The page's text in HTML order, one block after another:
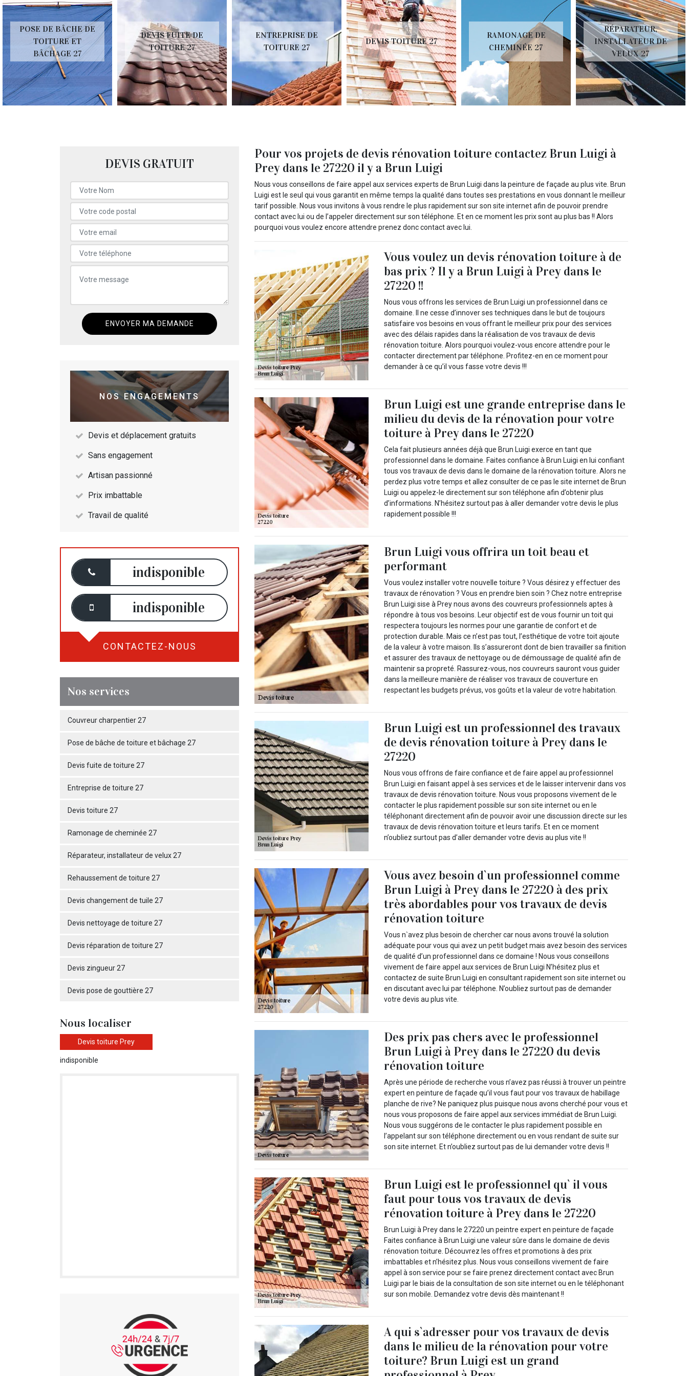
POSE DE BÂCHE DE
TOITURE ET
BÂCHAGE 27
DEVIS FUITE DE
TOITURE 27
ENTREPRISE DE
TOITURE 27
DEVIS TOITURE 27
RAMONAGE DE
CHEMINÉE 27
RÉPARATEUR,
INSTALLATEUR DE
VELUX 27
DEVIS GRATUIT
NOS ENGAGEMENTS
Devis et déplacement gratuits
Sans engagement
Artisan passionné
Prix imbattable
Travail de qualité
indisponible
indisponible
CONTACTEZ-NOUS
Nos services
Couvreur charpentier 27
Pose de bâche de toiture et bâchage 27
Devis fuite de toiture 27
Entreprise de toiture 27
Devis toiture 27
Ramonage de cheminée 27
Réparateur, installateur de velux 27
Rehaussement de toiture 27
Devis changement de tuile 27
Devis nettoyage de toiture 27
Devis réparation de toiture 27
Devis zingueur 27
Devis pose de gouttière 27
Nous localiser
Devis toiture Prey
indisponible
Pour vos projets de devis rénovation toiture contactez Brun Luigi à
Prey dans le 27220 il y a Brun Luigi
Nous vous conseillons de faire appel aux services experts de Brun Luigi dans la peinture de façade au plus vite. Brun
Luigi est le seul qui vous garantit en même temps la qualité dans toutes ses prestations en vous donnant le meilleur
tarif possible. Nous vous invitons à vous rendre le plus rapidement sur son site internet afin de pouvoir prendre
contact avec lui ou de l’appeler directement sur son téléphone. Et en ce moment les prix sont au plus bas !! Alors
pourquoi vous voulez encore attendre prenez donc contact avec lui.
Vous voulez un devis rénovation toiture à de
bas prix ? Il y a Brun Luigi à Prey dans le
27220 !!
Nous vous offrons les services de Brun Luigi un professionnel dans ce
domaine. Il ne cesse d’innover ses techniques dans le but de toujours
satisfaire vos besoins en vous offrant le meilleur prix pour des services
avec des délais rapides dans la réalisation de vos travaux de devis
rénovation toiture. Alors pourquoi voulez-vous encore attendre pour le
contacter directement par téléphone. Profitez-en en ce moment pour
demander à ce qu’il vous fasse votre devis !!!
Brun Luigi est une grande entreprise dans le
milieu du devis de la rénovation pour votre
toiture à Prey dans le 27220
Cela fait plusieurs années déjà que Brun Luigi exerce en tant que
professionnel dans le domaine. Faites confiance à Brun Luigi en lui confiant
tous vos travaux de devis dans le domaine de la rénovation toiture. Alors ne
perdez plus votre temps et allez consulter de ce pas le site internet de Brun
Luigi ou appelez-le directement sur son téléphone afin d’obtenir plus
d’informations. N’hésitez surtout pas à aller demander votre devis le plus
rapidement possible !!!
Brun Luigi vous offrira un toit beau et
performant
Vous voulez installer votre nouvelle toiture ? Vous désirez y effectuer des
travaux de rénovation ? Vous en prendre bien soin ? Chez notre entreprise
Brun Luigi sise à Prey nous avons des couvreurs professionnels aptes à
répondre à tous vos besoins. Leur objectif est de vous fournir un toit qui
respectera toujours les normes pour une garantie de confort et de
protection durable. Mais ce n’est pas tout, l’esthétique de votre toit ajoute
de la valeur à votre maison. Ils s’assureront dont de bien travailler sa finition
et assurer des travaux de nettoyage ou de démoussage de qualité afin de
maintenir sa propreté. Rassurez-vous, nos couvreurs sauront vous guider
dans la meilleure manière de réaliser vos travaux de couverture en
respectant les budgets prévus, vos goûts et la valeur de votre habitation.
Brun Luigi est un professionnel des travaux
de devis rénovation toiture à Prey dans le
27220
Nous vous offrons de faire confiance et de faire appel au professionnel
Brun Luigi en faisant appel à ses services et de le laisser intervenir dans vos
travaux de devis rénovation toiture. Nous vous proposons vivement de le
contacter le plus rapidement possible sur son site internet ou en le
téléphonant directement afin de pouvoir avoir une discussion directe sur les
travaux de devis rénovation toiture et leurs tarifs. Et en ce moment
n’oubliez surtout pas d’aller demander votre devis au plus vite !!
Vous avez besoin d`un professionnel comme
Brun Luigi à Prey dans le 27220 à des prix
très abordables pour vos travaux de devis
rénovation toiture
Vous n`avez plus besoin de chercher car nous avons trouvé la solution
adéquate pour vous qui avez un petit budget mais avez besoin des services
de qualité d’un professionnel dans ce domaine ! Nous vous conseillons
vivement de faire appel aux services de Brun Luigi N’hésitez plus et
contactez de suite Brun Luigi en consultant rapidement son site internet ou
en discutant avec lui par téléphone. N’oubliez surtout pas de demander
votre devis au plus vite.
Des prix pas chers avec le professionnel
Brun Luigi à Prey dans le 27220 du devis
rénovation toiture
Après une période de recherche vous n’avez pas réussi à trouver un peintre
expert en peinture de façade qu’il vous faut pour vos travaux de habillage
planche de rive? Ne paniquez plus puisque nous avons cherché pour vous et
nous vous proposons de faire appel aux services immédiat de Brun Luigi.
Nous vous suggérons de le contacter le plus rapidement possible en
l’appelant sur son téléphone directement ou en vous rendant de suite sur
son site internet. Et n’oubliez surtout pas de lui demander votre devis !!
Brun Luigi est le professionnel qu` il vous
faut pour tous vos travaux de devis
rénovation toiture à Prey dans le 27220
Brun Luigi à Prey dans le 27220 un peintre expert en peinture de façade
Faites confiance à Brun Luigi une valeur sûre dans le domaine de devis
rénovation toiture. Découvrez les offres et promotions à des prix
imbattables et n’hésitez plus. Nous vous conseillons vivement de faire
appel à son service pour se faire prenez directement contact avec Brun
Luigi par le biais de la consultation de son site internet ou en le téléphonant
sur son mobile. Demandez votre devis dès maintenant !!
A qui s`adresser pour vos travaux de devis
dans le milieu de la rénovation pour votre
toiture? Brun Luigi est un grand